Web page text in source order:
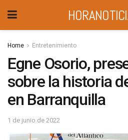
Home Entretenimiento
Egne Osorio,
sobre la historia
en Barranquilla
1 de junio de 2022